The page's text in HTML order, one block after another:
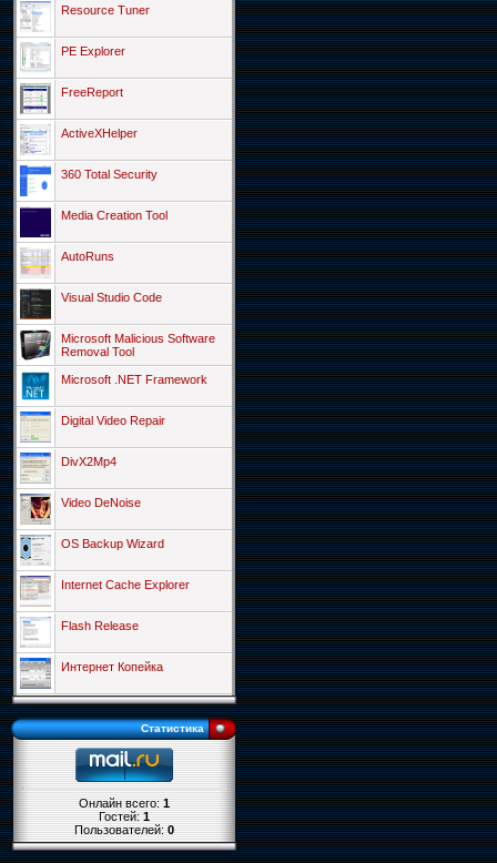
Resource Tuner
PE Explorer
FreeReport
ActiveXHelper
360 Total Security
Media Creation Tool
AutoRuns
Visual Studio Code
Microsoft Malicious Software
Removal Tool
Microsoft .NET Framework
Digital Video Repair
DivX2Mp4
Video DeNoise
OS Backup Wizard
Internet Cache Explorer
Flash Release
Интернет Копейка
Статистика
Онлайн всего:1
Гостей:1
Пользователей:0